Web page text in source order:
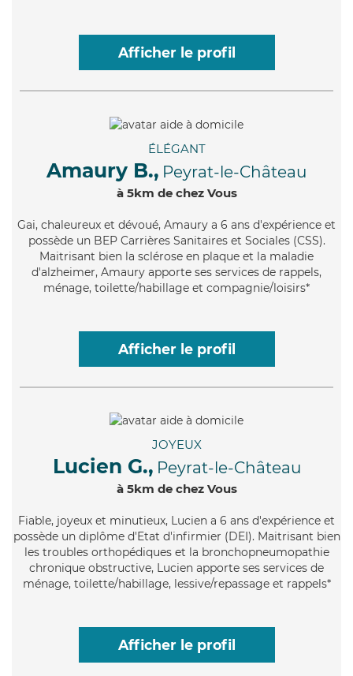
Afficher le profil
ÉLÉGANT
Amaury B., Peyrat-le-Château
à 5km de chez Vous
Gai, chaleureux et dévoué, Amaury a 6 ans d'expérience et
possède un BEP Carrières Sanitaires et Sociales (CSS).
Maitrisant bien la sclérose en plaque et la maladie
d'alzheimer, Amaury apporte ses services de rappels,
ménage, toilette/habillage et compagnie/loisirs*
Afficher le profil
JOYEUX
Lucien G., Peyrat-le-Château
à 5km de chez Vous
Fiable, joyeux et minutieux, Lucien a 6 ans d'expérience et
possède un diplôme d'Etat d'infirmier (DEI). Maitrisant bien
les troubles orthopédiques et la bronchopneumopathie
chronique obstructive, Lucien apporte ses services de
ménage, toilette/habillage, lessive/repassage et rappels*
Afficher le profil